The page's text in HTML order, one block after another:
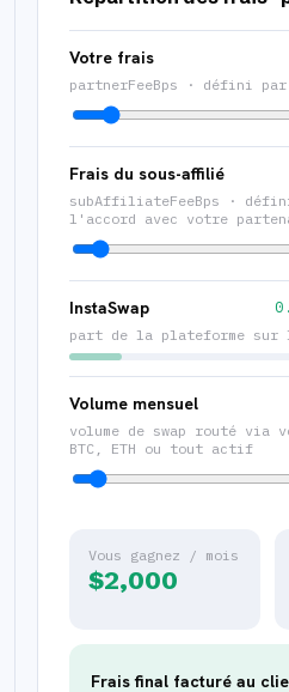
Votre frais
partnerFeeBps · défini par
Frais du sous-affilié
subAffiliateFeeBps ·
l'accord avec votre
InstaSwap
part de la plateforme
Volume mensuel
volume de swap routé via
BTC, ETH ou tout actif
Vous gagnez / mois
$2,000
Frais final facturé au